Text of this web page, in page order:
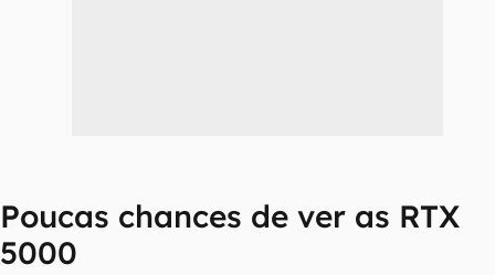
Poucas chances de ver as RTX
5000